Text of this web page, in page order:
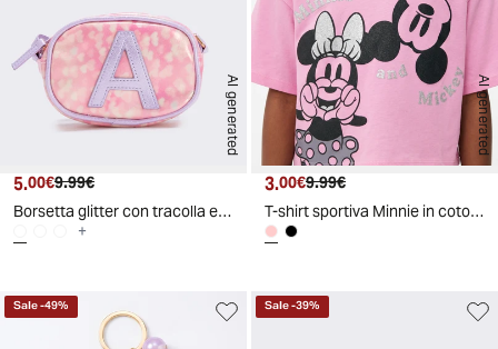
AI generated
Prezzo attuale
5.00€ Prezzo originale
9.99€
Borsetta glitter con tracolla elegante
+
AI generated
Prezzo attuale
3.00€ Prezzo originale
9.99€
T-shirt sportiva Minnie in cotone dinamico - Rosa
Sale-49% Sale-39%